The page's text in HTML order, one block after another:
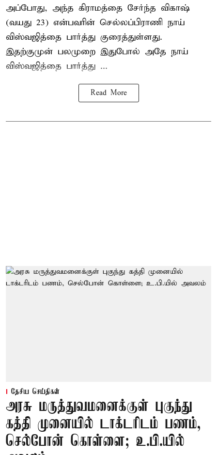
அப்போது, அந்த கிராமத்தை சேர்ந்த விகாஷ்
(வயது 23) என்பவரின் செல்லப்பிராணி நாய்
விஸ்வஜித்தை பார்த்து குரைத்துள்ளது.
இதற்குமுன் பலமுறை இதுபோல் அதே நாய்
விஸ்வஜித்தை பார்த்து ...
Read More
தேசிய செய்திகள்
அரசு மருத்துவமனைக்குள் புகுந்து
கத்தி முனையில் டாக்டரிடம் பணம்,
செல்போன் கொள்ளை; உ.பி.யில்